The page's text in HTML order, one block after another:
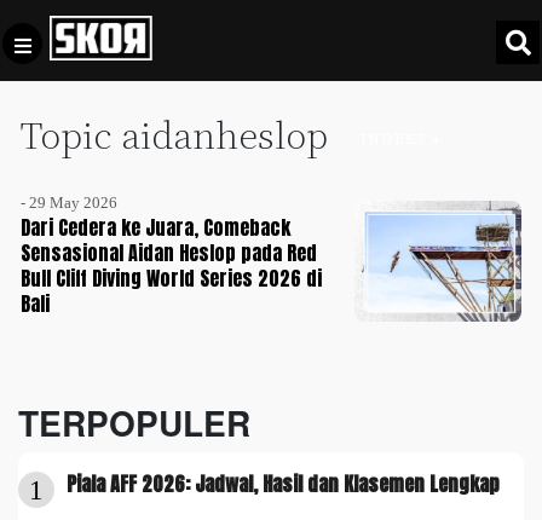
Topic aidanheslop
- 29 May 2026
Dari Cedera ke Juara, Comeback
Sensasional Aidan Heslop pada Red
Bull Cliff Diving World Series 2026 di
Bali
TERPOPULER
1 Piala AFF 2026: Jadwal, Hasil dan Klasemen Lengkap
Football +
Culture +
Sports
SPECIAL
Privacy
Pedoman
Pemberitaan
Media
Siber
Kami